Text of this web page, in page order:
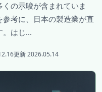
の示唆が含まれていま
考に、日本の製造業が直
。はじ...
更新 2026.05.14